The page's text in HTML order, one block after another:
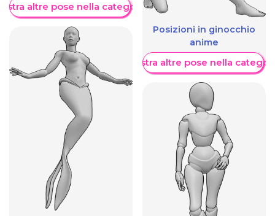
altre pose nella categoria
Posizioni in ginocchio
anime
Mostra altre pose nella